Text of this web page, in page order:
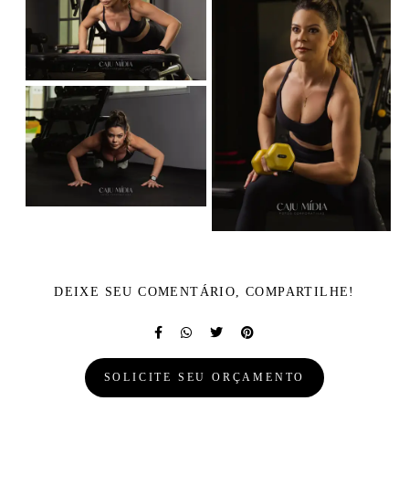
DEIXE SEU COMENTÁRIO, COMPARTILHE!
SOLICITE SEU ORÇAMENTO